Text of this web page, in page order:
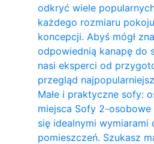
odkryć wiele
każdego rozmiaru
koncepcji. Abyś mógł
odpowiednią kanapę do
nasi eksperci od
przegląd
Małe i praktyczne sofy:
miejsca Sofy 2-osobowe
się idealnymi wymiarami
pomieszczeń. Szukasz